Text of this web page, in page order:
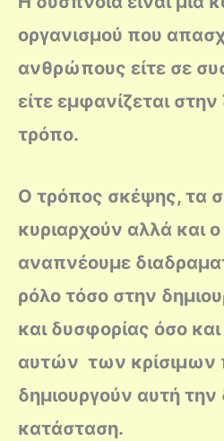
οργανισμού που
ανθρώπους είτε σε
είτε εμφανίζεται
τρόπο.
Ο τρόπος σκέψης, τα
κυριαρχούν αλλά και
αναπνέουμε
ρόλο τόσο στην
και δυσφορίας όσο
αυτών των κρίσιμων
δημιουργούν αυτή
κατάσταση.